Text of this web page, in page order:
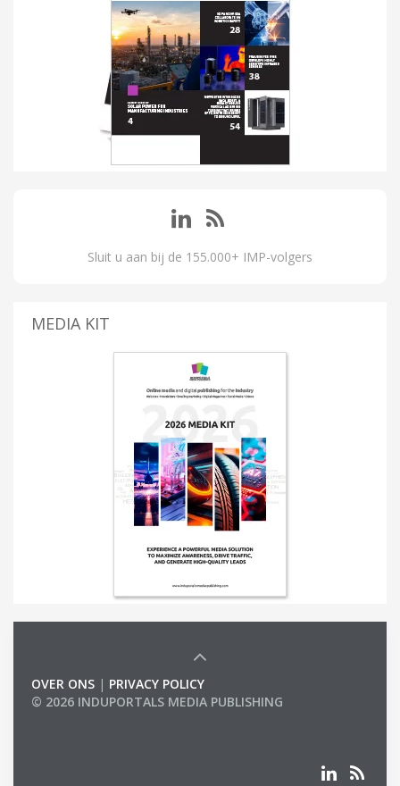
Sluit u aan bij de 155.000+ IMP-volgers
MEDIA KIT
OVER ONS | PRIVACY POLICY
© 2026 INDUPORTALS MEDIA PUBLISHING